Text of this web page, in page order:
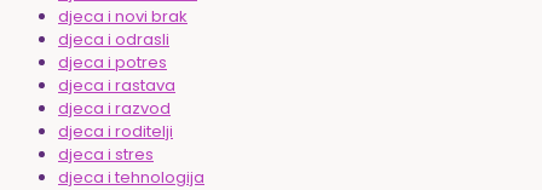
djeca i novi brak
djeca i odrasli
djeca i potres
djeca i rastava
djeca i razvod
djeca i roditelji
djeca i stres
djeca i tehnologija